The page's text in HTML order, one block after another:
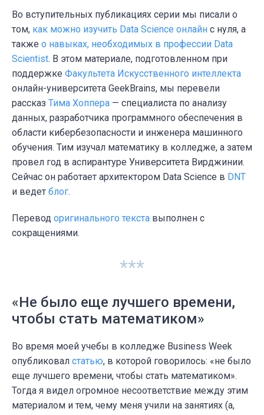
Во вступительных публикациях серии мы писали о
том, как можно изучить Data Science онлайн с нуля, а
также о навыках, необходимых в профессии Data
Scientist. В этом материале, подготовленном при
поддержке Факультета Искусственного интеллекта
онлайн-университета GeekBrains, мы перевели
рассказ Тима Хоппера — специалиста по анализу
данных, разработчика программного обеспечения в
области кибербезопасности и инженера машинного
обучения. Тим изучал математику в колледже, а затем
провел год в аспирантуре Университета Вирджинии.
Сейчас он работает архитектором Data Science в DNT
и ведет блог.
Перевод оригинального текста выполнен с
сокращениями.
***
«Не было еще лучшего времени,
чтобы стать математиком»
Во время моей учебы в колледже Business Week
опубликовал статью, в которой говорилось: «не было
еще лучшего времени, чтобы стать математиком».
Тогда я видел огромное несоответствие между этим
материалом и тем, чему меня учили на занятиях (а,